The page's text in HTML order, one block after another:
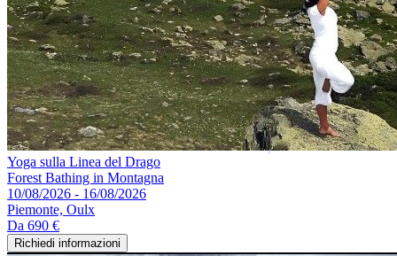
Yoga sulla Linea del Drago
Forest Bathing in Montagna
10/08/2026 - 16/08/2026
Piemonte, Oulx
Da 690 €
Richiedi informazioni